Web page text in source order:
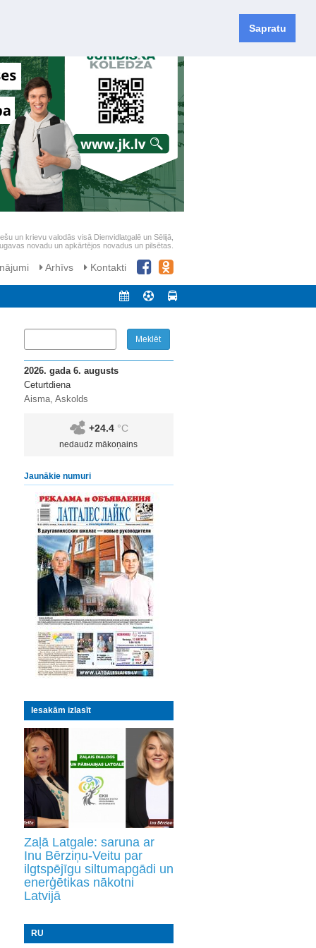
Sapratu
un krievu valodās visā Dienvidlatgalē un Sēlijā,
novadu un apkārtējos novadus un pilsētas.
Arhīvs Kontakti
2026. gada 6. augusts
Ceturtdiena
Aisma, Askolds
+24.4 °C
nedaudz mākoņains
Jaunākie numuri
Iesakām izlasīt
Zaļā Latgale: saruna ar
Inu Bērziņu-Veitu par
ilgtspējīgu siltumapgādi un
enerģētikas nākotni
Latvijā
RU